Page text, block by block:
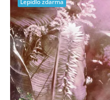
Lepidlo zdarma